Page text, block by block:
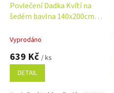
Povlečení Dadka Kvítí na
šedém bavlna 140x200cm
Vyprodáno
639 Kč / ks
DETAIL